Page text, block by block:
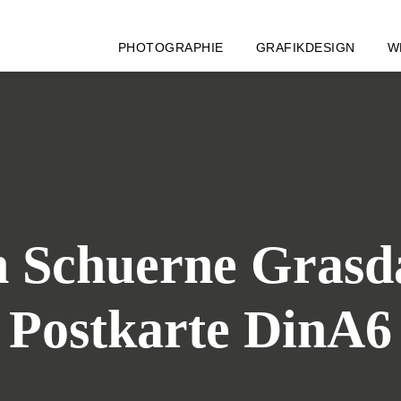
PHOTOGRAPHIE GRAFIKDESIGN
Schuerne
Postkarte DinA6